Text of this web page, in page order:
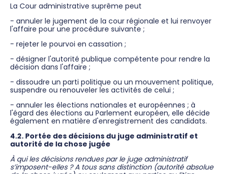
La Cour administrative suprême peut
- annuler le jugement de la cour régionale et lui renvoyer
l'affaire pour une procédure suivante ;
- rejeter le pourvoi en cassation ;
- désigner l'autorité publique compétente pour rendre la
décision dans l'affaire ;
- dissoudre un parti politique ou un mouvement politique,
suspendre ou renouveler les activités de celui ;
- annuler les élections nationales et européennes ; à
l'égard des élections au Parlement européen, elle décide
également en matière d'enregistrement des candidats.
4.2. Portée des décisions du juge administratif et
autorité de la chose jugée
À qui les décisions rendues par le juge administratif
s’imposent-elles ? A tous sans distinction (autorité absolue